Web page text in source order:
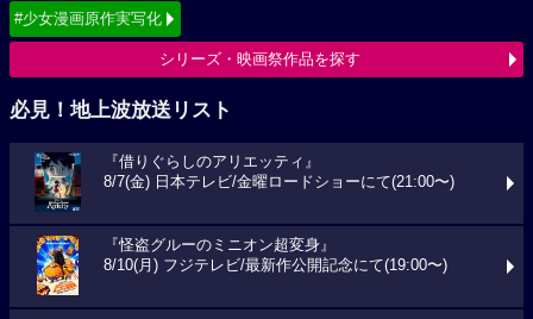
#少女漫画原作実写化
シリーズ・映画祭作品を探す
必見！地上波放送リスト
『借りぐらしのアリエッティ』
8/7(金) 日本テレビ/金曜ロードショーにて(21:00〜)
『怪盗グルーのミニオン超変身』
8/10(月) フジテレビ/最新作公開記念にて(19:00〜)